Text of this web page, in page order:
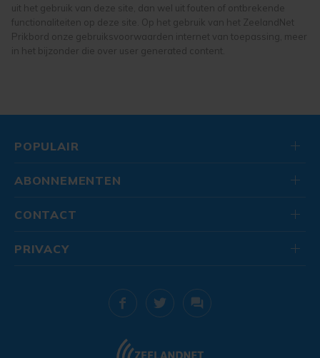
speelgoed
uit het gebruik van deze site, dan wel uit fouten of ontbrekende
functionaliteiten op deze site. Op het gebruik van het ZeelandNet
Prikbord onze gebruiksvoorwaarden internet van toepassing, meer
in het bijzonder die over user generated content.
POPULAIR
ABONNEMENTEN
CONTACT
PRIVACY